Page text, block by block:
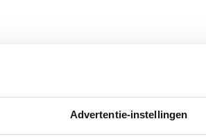
Advertentie-instellingen